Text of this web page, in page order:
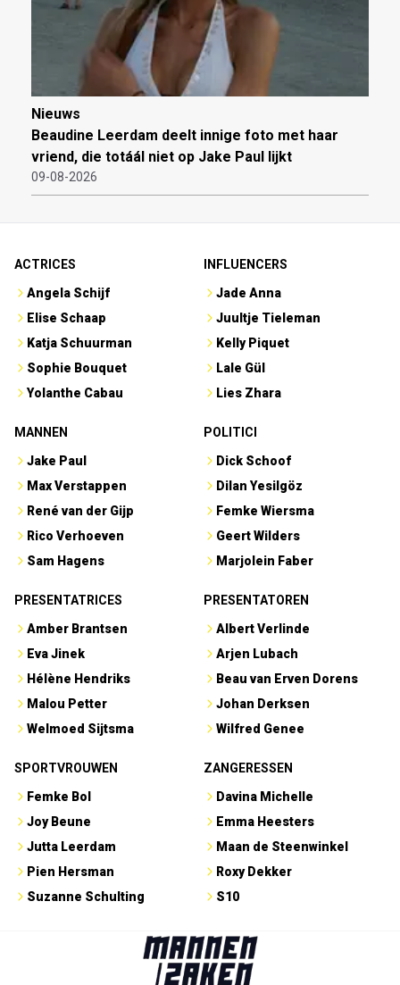
Nieuws
Beaudine Leerdam deelt innige foto met haar
vriend, die totáál niet op Jake Paul lijkt
09-08-2026
ACTRICES
Angela Schijf
Elise Schaap
Katja Schuurman
Sophie Bouquet
Yolanthe Cabau
INFLUENCERS
Jade Anna
Juultje Tieleman
Kelly Piquet
Lale Gül
Lies Zhara
MANNEN
Jake Paul
Max Verstappen
René van der Gijp
Rico Verhoeven
Sam Hagens
POLITICI
Dick Schoof
Dilan Yesilgöz
Femke Wiersma
Geert Wilders
Marjolein Faber
PRESENTATRICES
Amber Brantsen
Eva Jinek
Hélène Hendriks
Malou Petter
Welmoed Sijtsma
PRESENTATOREN
Albert Verlinde
Arjen Lubach
Beau van Erven Dorens
Johan Derksen
Wilfred Genee
SPORTVROUWEN
Femke Bol
Joy Beune
Jutta Leerdam
Pien Hersman
Suzanne Schulting
ZANGERESSEN
Davina Michelle
Emma Heesters
Maan de Steenwinkel
Roxy Dekker
S10